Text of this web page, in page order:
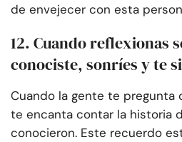
de envejecer con esta
12. Cuando reflexionas
conociste, sonríes y te
Cuando la gente te pregunta
te encanta contar la historia
conocieron. Este recuerdo